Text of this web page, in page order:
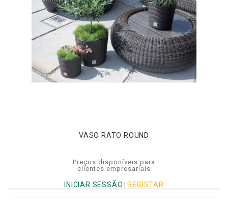
VASO RATO ROUND
Preços disponíveis para
clientes empresariais
INICIAR SESSÃO REGISTAR